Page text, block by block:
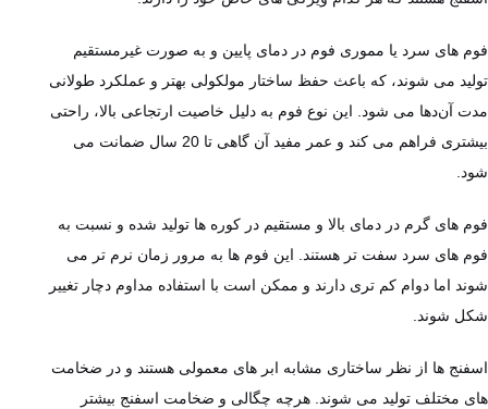
فوم‌ های سرد یا مموری فوم در دمای پایین و به‌ صورت غیرمستقیم
تولید می ‌شوند، که باعث حفظ ساختار مولکولی بهتر و عملکرد طولانی
‌مدت آن‌دها می‌ شود. این نوع فوم به دلیل خاصیت ارتجاعی بالا، راحتی
بیشتری فراهم می‌ کند و عمر مفید آن گاهی تا 20 سال ضمانت می
‌شود.
فوم‌ های گرم در دمای بالا و مستقیم در کوره ها تولید شده و نسبت به
فوم ‌های سرد سفت ‌تر هستند. این فوم‌ ها به‌ مرور زمان نرم‌ تر می
‌شوند اما دوام کم تری دارند و ممکن است با استفاده مداوم دچار تغییر
شکل شوند.
اسفنج ها از نظر ساختاری مشابه ابر های معمولی هستند و در ضخامت
های مختلف تولید می‌ شوند. هرچه چگالی و ضخامت اسفنج بیشتر